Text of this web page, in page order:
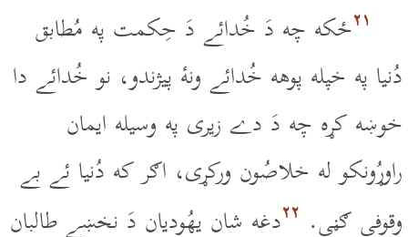
۲۱ځکه چه دَ خُدائے دَ حِکمت په مُطابق
دُنيا په خپله پوهه خُدائے ونۀ پيژندو، نو خُدائے دا
خوښه کړه چه دَ دے زيرى په وسيله ايمان
راوړُونکو له خلاصُون ورکړى، اګر که دُنيا ئے بے
وقوفى ګڼى. ۲۲دغه شان يهُوديان دَ نخښے طالبان